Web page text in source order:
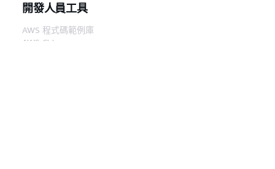
開發人員工具
AWS 程式碼範例庫
AWS CLI